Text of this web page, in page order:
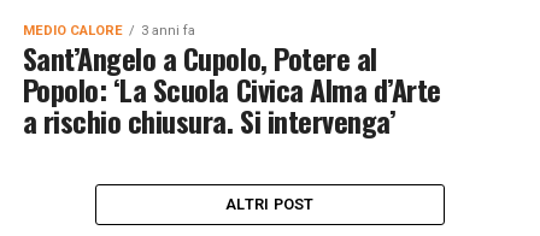
MEDIO CALORE 3 anni fa
Sant’Angelo a Cupolo, Potere al
Popolo: ‘La Scuola Civica Alma d’Arte
a rischio chiusura. Si intervenga’
ALTRI POST